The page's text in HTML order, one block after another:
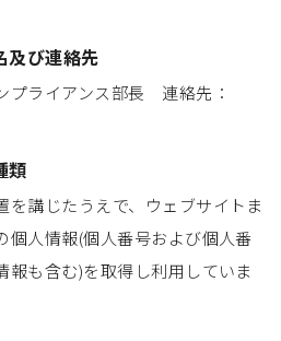
及び連絡先
ライアンス部長 連絡先：
類
を講じたうえで、ウェブサイトま
個人情報(個人番号および個人番
報も含む)を取得し利用していま